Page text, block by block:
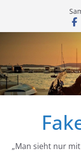
springen
„Man sieht nur